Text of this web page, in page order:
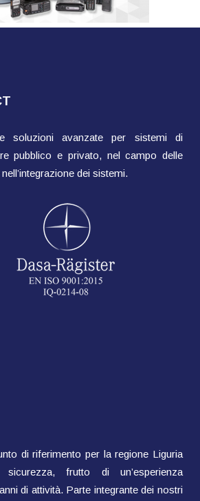
soluzioni avanzate per sistemi di
pubblico e privato, nel campo delle
dei sistemi.
di riferimento per la regione Liguria
frutto di un’esperienza
di attività. Parte integrante dei nostri